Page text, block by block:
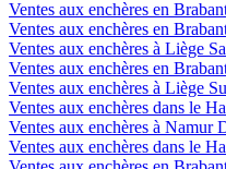
Ventes aux enchères en
Ventes aux enchères en
Ventes aux enchères à Liège
Ventes aux enchères en
Ventes aux enchères à Liège
Ventes aux enchères dans le
Ventes aux enchères à Namur
Ventes aux enchères dans le